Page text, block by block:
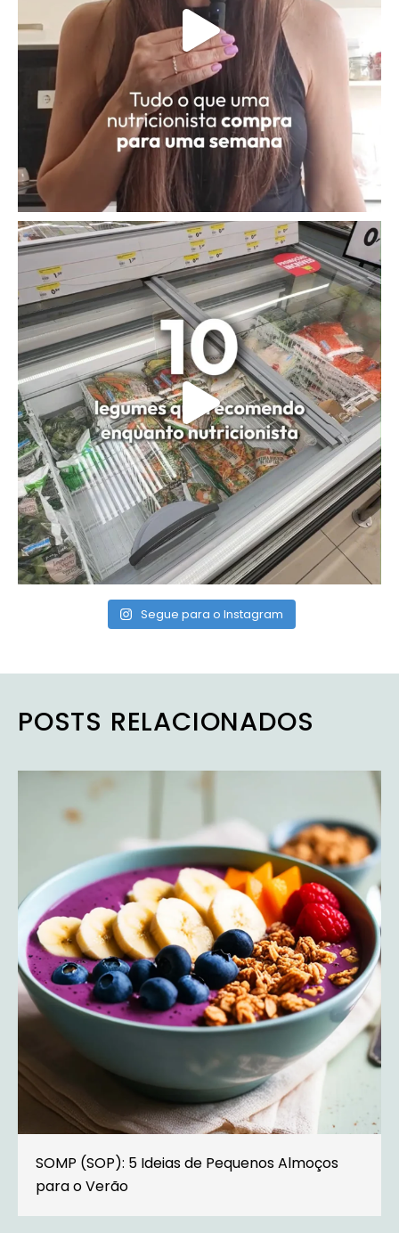
Segue para o Instagram
POSTS RELACIONADOS
SOMP (SOP): 5 Ideias de Pequenos Almoços
para o Verão